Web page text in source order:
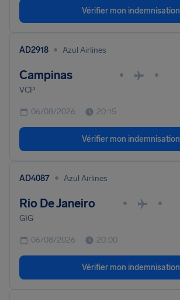
Vérifier mon indemnisation
AD2918 • Azul Airlines
Campinas • •
VCP
06/08/2026 20:15
Vérifier mon indemnisation
AD4087 • Azul Airlines
Rio De Janeiro • •
GIG
06/08/2026 20:00
Vérifier mon indemnisation